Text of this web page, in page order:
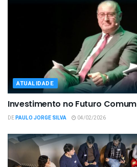
ATUALIDADE
Investimento no Futuro Comum
DEPAULO JORGE SILVA 04/02/2026